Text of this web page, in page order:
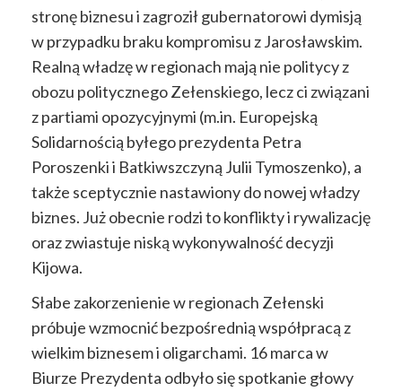
stronę biznesu i zagroził gubernatorowi dymisją
w przypadku braku kompromisu z Jarosławskim.
Realną władzę w regionach mają nie politycy z
obozu politycznego Zełenskiego, lecz ci związani
z partiami opozycyjnymi (m.in. Europejską
Solidarnością byłego prezydenta Petra
Poroszenki i Batkiwszczyną Julii Tymoszenko), a
także sceptycznie nastawiony do nowej władzy
biznes. Już obecnie rodzi to konflikty i rywalizację
oraz zwiastuje niską wykonywalność decyzji
Kijowa.
Słabe zakorzenienie w regionach Zełenski
próbuje wzmocnić bezpośrednią współpracą z
wielkim biznesem i oligarchami. 16 marca w
Biurze Prezydenta odbyło się spotkanie głowy